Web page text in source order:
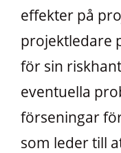
effekter på
projektledare
för sin
eventuella
förseningar
som leder till